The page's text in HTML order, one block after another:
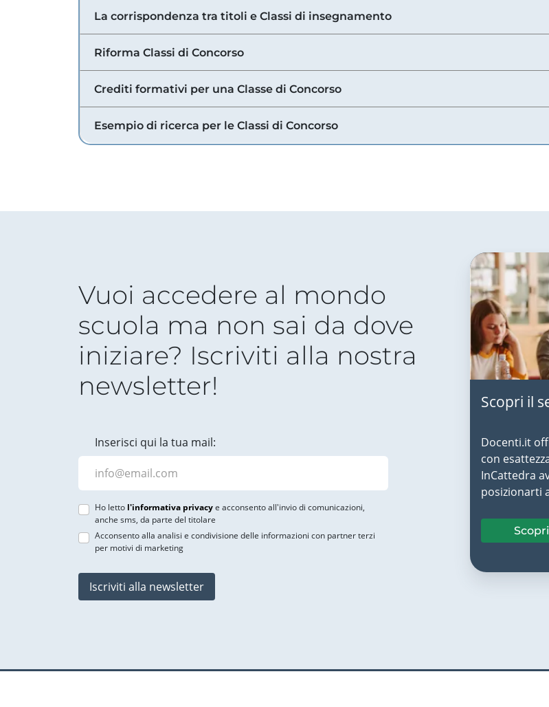
La corrispondenza tra titoli e Classi di insegnamento
Riforma Classi di Concorso
Crediti formativi per una Classe di Concorso
Esempio di ricerca per le Classi di Concorso
Vuoi accedere al mondo
scuola ma non sai da dove
iniziare? Iscriviti alla nostra
newsletter!
Inserisci qui la tua mail:
Ho letto l'informativa privacye acconsento all'invio di comunicazioni,
anche sms, da parte del titolare
Acconsento alla analisi e condivisione delle informazioni con partner terzi
per motivi di marketing
Iscriviti alla newsletter
Scopri il
Docenti.it
con
InCattedra
posizionarti